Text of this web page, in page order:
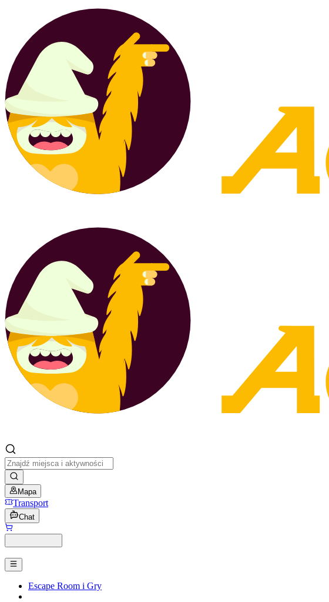
Mapa
Transport
Chat
Escape Room i Gry